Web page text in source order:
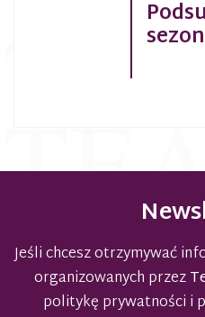
Jeśli chcesz otrzymywać
organizowanych przez
politykę prywatności i